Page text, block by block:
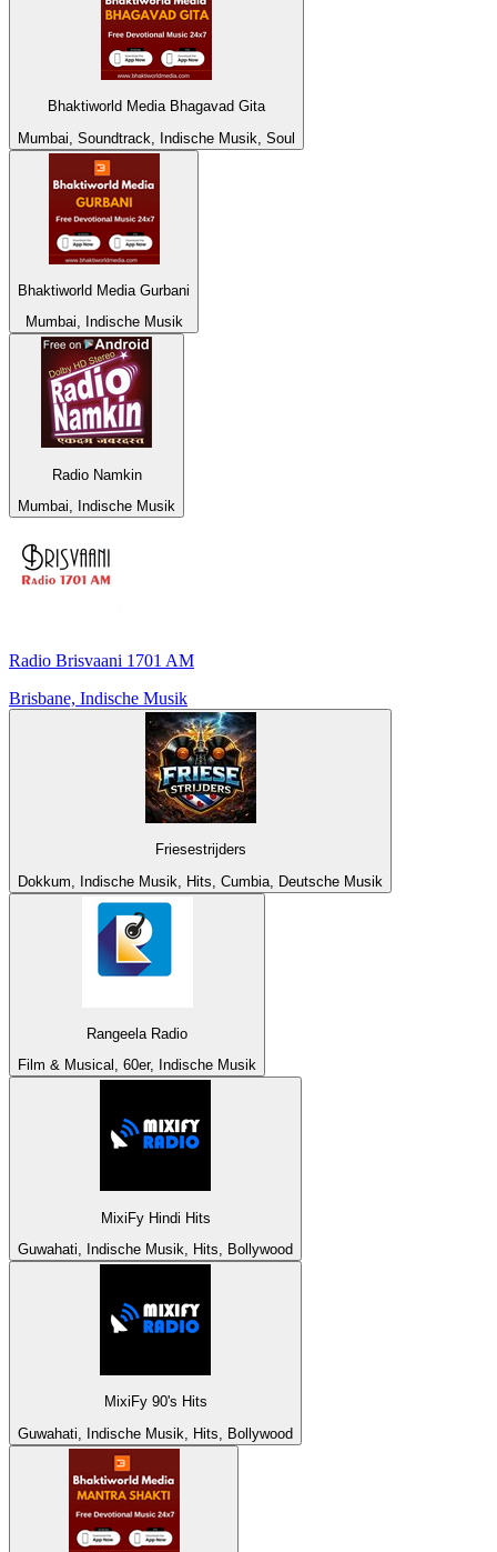
Bhaktiworld Media Bhagavad Gita
Mumbai, Soundtrack, Indische Musik, Soul
Bhaktiworld Media Gurbani
Mumbai, Indische Musik
Radio Namkin
Mumbai, Indische Musik
Radio Brisvaani 1701 AM
Brisbane, Indische Musik
Friesestrijders
Dokkum, Indische Musik, Hits, Cumbia, Deutsche Musik
Rangeela Radio
Film & Musical, 60er, Indische Musik
MixiFy Hindi Hits
Guwahati, Indische Musik, Hits, Bollywood
MixiFy 90's Hits
Guwahati, Indische Musik, Hits, Bollywood